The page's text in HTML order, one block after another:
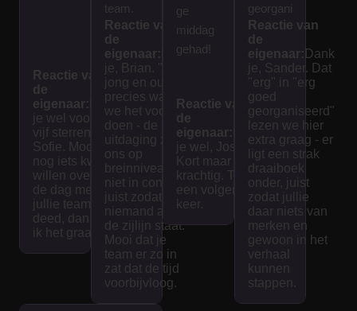
Reactie van
de
eigenaar:
Dank
je wel voor de
vijf sterren,
Sofie. Mocht je
nog iets kwijt
willen over wat
de dag met
jullie team
deed, dan lees
ik het graag.
team.
Spanne
nd en
interess
ant voor
jong en
oud! Het
spel
was
goed
uitgedac
ht en
interacti
ef. De
tijd vliegt
Reactie van
de
eigenaar:
Dank
je, Brian. "Voor
jong en oud" is
precies waar
we het voor
doen - de
uitdaging zit bij
ons op
breinniveau en
niet in conditie,
juist zodat
niemand aan
de zijlijn staat.
Mooi dat je
team er zo in
zat dat de tijd
voorbijvloog.
ge
middag
gehad!
Reactie van
de
eigenaar:
Dank
je wel, Jose.
Kort maar
krachtig. Tot
een volgende
keer.
georgani
seerd.
We
hebben
een
mooie
dag
gehad.
Reactie van
de
eigenaar: Dank
je, Sander. Dat
"erg" in "erg
goed
georganiseerd"
lezen we hier
extra graag - er
ligt een strak
draaiboek
onder, juist
zodat jullie
daar niets van
merken en
gewoon in het
verhaal
kunnen
stappen.